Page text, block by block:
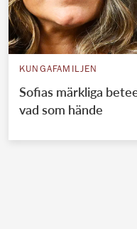
KUNGAFAMILJEN
Sofias märkliga
vad som hände